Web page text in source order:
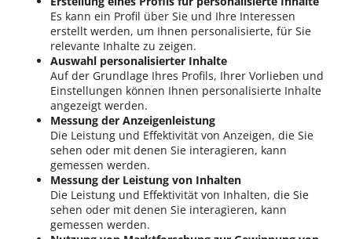
Es kann ein Profil über Sie und Ihre Interessen
erstellt werden, um Ihnen personalisierte, für Sie
relevante Inhalte zu zeigen.
Auswahl personalisierter Inhalte
Auf der Grundlage Ihres Profils, Ihrer Vorlieben und
Einstellungen können Ihnen personalisierte Inhalte
angezeigt werden.
Messung der Anzeigenleistung
Die Leistung und Effektivität von Anzeigen, die Sie
sehen oder mit denen Sie interagieren, kann
gemessen werden.
Messung der Leistung von Inhalten
Die Leistung und Effektivität von Inhalten, die Sie
sehen oder mit denen Sie interagieren, kann
gemessen werden.